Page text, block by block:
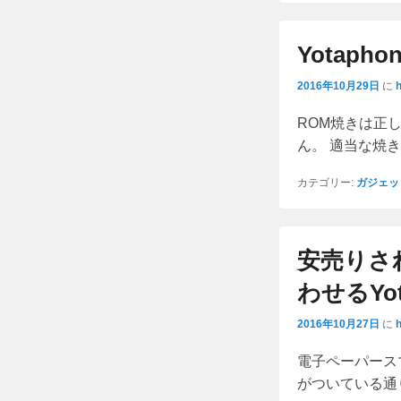
2016年10月29日 に
ROM焼きは正
ん。 適当な焼
カテゴリー: ガジェ
安売りさ
わせる
2016年10月27日 に
電子ペーパー
がついている